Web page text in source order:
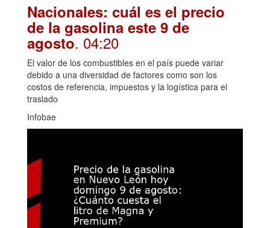
Nacionales: cuál es el precio
de la gasolina este 9 de
agosto. 04:20
El valor de los combustibles en el país puede variar
debido a una diversidad de factores como son los
costos de referencia, impuestos y la logística para el
traslado
Infobae